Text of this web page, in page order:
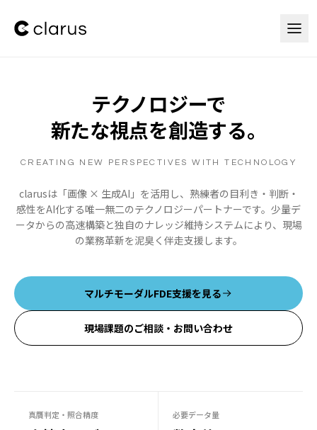
テクノロジーで
新たな視点を創造する。
CREATING NEW PERSPECTIVES WITH TECHNOLOGY
clarusは「画像 × 生成AI」を活用し、熟練者の目利き・判断・
感性をAI化する唯一無二のテクノロジーパートナーです。少量デ
ータからの高速構築と独自のナレッジ維持システムにより、現場
の業務革新を泥臭く伴走支援します。
マルチモーダルFDE支援を見る
現場課題のご相談・お問い合わせ
真贋判定・照合精度 必要データ量